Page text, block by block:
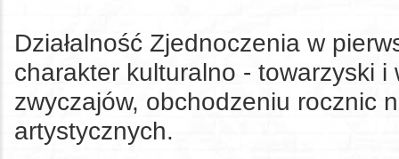
Działalność Zjednoczenia w
charakter kulturalno - towarzyski i
zwyczajów, obchodzeniu rocznic
artystycznych.